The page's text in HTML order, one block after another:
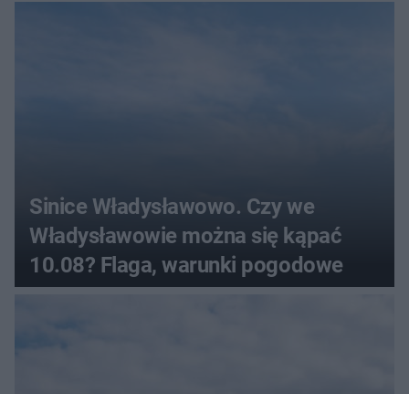
Sinice Władysławowo. Czy we
Władysławowie można się kąpać
10.08? Flaga, warunki pogodowe